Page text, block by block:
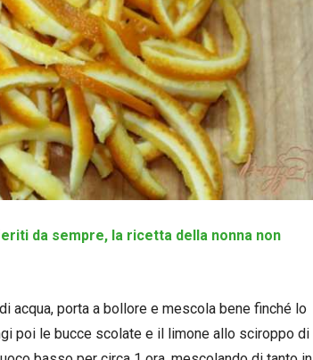
da sempre, la ricetta della nonna non
acqua, porta a bollore e mescola bene finché lo
poi le bucce scolate e il limone allo sciroppo di